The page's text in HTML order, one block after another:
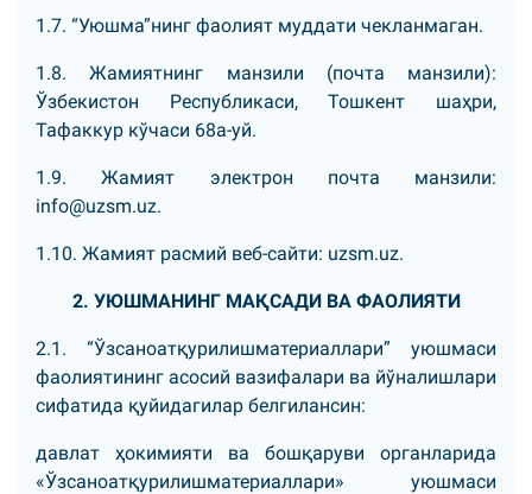
1.7. “Уюшма”нинг фаолият муддати чекланмаган.
1.8. Жамиятнинг манзили (почта манзили):
Ўзбекистон Республикаси, Тошкент шаҳри,
Тафаккур кўчаси 68а-уй.
1.9. Жамият электрон почта манзили:
info@uzsm.uz.
1.10. Жамият расмий веб-сайти: uzsm.uz.
2. УЮШМАНИНГ МАҚСАДИ ВА ФАОЛИЯТИ
2.1. “Ўзсаноатқурилишматериаллари” уюшмаси
фаолиятининг асосий вазифалари ва йўналишлари
сифатида қуйидагилар белгилансин:
давлат ҳокимияти ва бошқаруви органларида
«Ўзсаноатқурилишматериаллари» уюшмаси